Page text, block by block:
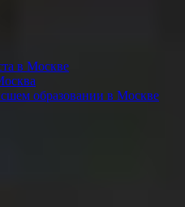
в Москве
образовании в Москве